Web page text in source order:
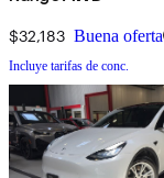
$32,183 Buena oferta
Incluye tarifas de conc.